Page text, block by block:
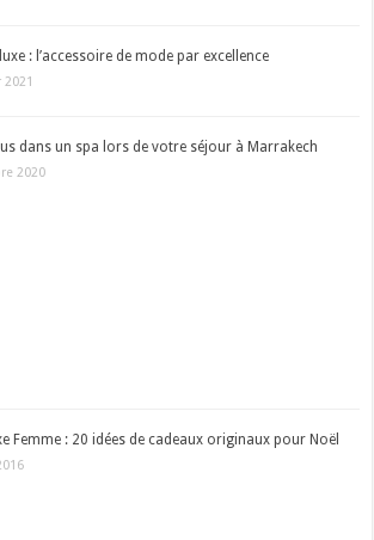
: l’accessoire de mode par excellence
dans un spa lors de votre séjour à Marrakech
2020
Femme : 20 idées de cadeaux originaux pour Noël